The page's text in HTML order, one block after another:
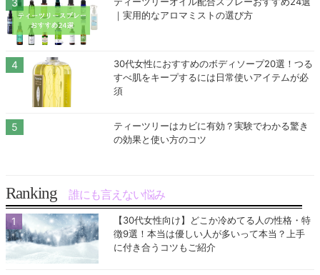
｜実用的なアロマミストの選び方
30代女性におすすめのボディソープ20選！つる
すべ肌をキープするには日常使いアイテムが必
須
ティーツリーはカビに有効？実験でわかる驚き
の効果と使い方のコツ
Ranking 誰にも言えない悩み
【30代女性向け】どこか冷めてる人の性格・特
徴9選！本当は優しい人が多いって本当？上手
に付き合うコツもご紹介